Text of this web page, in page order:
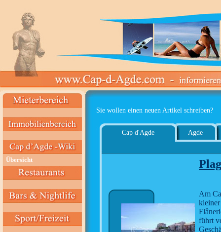
Übersicht
Sie wollen einen neuen Artikel schreiben?
Cap d'Agde Agde
Am
führt